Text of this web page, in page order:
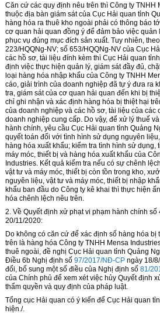
Căn cứ các quy định nêu trên thì Công ty TNHH
thuộc địa bàn giám sát của Cục Hải quan tỉnh
hàng hóa ra thuê kho ngoài phải có thông báo
cơ quan hải quan đồng ý để đảm bảo việc
phục vụ đúng mục đích sản xuất. Tuy nhiên,
223/HQQNg-NV; số 653/HQQNg-NV của Cục
các hồ sơ, tài liệu đính kèm thì Cục Hải quan
định việc thực hiện quản lý, giám sát đầy đủ,
loại hàng hóa nhập khẩu của Công ty TNHH
cáo, giải trình của doanh nghiệp đã tự ý đưa ra
tra, giám sát của cơ quan hải quan đến khi bị
chỉ ghi nhận và xác định hàng hóa bị thiệt hại
của doanh nghiệp và các hồ sơ, tài liệu của các
doanh nghiệp cung cấp. Do vậy, để xử lý thuế
hành chính, yêu cầu Cục Hải quan tỉnh Quảng
quyết toán đối với tình hình sử dụng nguyên
hàng hóa xuất khẩu; kiểm tra tình hình sử dụng,
máy móc, thiết bị và hàng hóa xuất khẩu của
Industries. Kết quả kiểm tra nếu có sự chênh
vật tư và máy móc, thiết bị còn tồn trong kho,
nguyên liệu, vật tư và máy móc, thiết bị nhập
khẩu ban đầu do Công ty kê khai thì thực hiện
hóa chênh lệch nêu trên.
2. Về Quyết định xử phạt vi phạm hành chính
20/11/2020:
Do không có căn cứ để xác định số hàng hóa bị
trên là hàng hóa Công ty TNHH Mensa
thuê ngoài, đề nghị Cục Hải quan tỉnh Quảng
Điều 6b Nghị định số 97/2017/NĐ-CPngày 18/
đổi, bổ sung một số điều của Nghị định số 81/
của Chính phủ để xem xét việc hủy Quyết định
thẩm quyền và quy định của pháp luật.
Tổng cục Hải quan có ý kiến để Cục Hải quan
hiện./.